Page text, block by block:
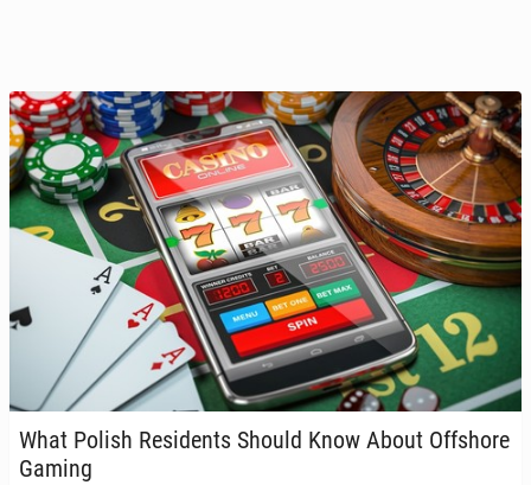
What Polish Re­si­dents Should Know About Of­fsho­re
Gaming